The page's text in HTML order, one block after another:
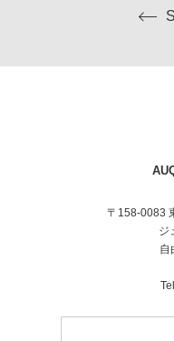
〒158-0083
ジ
自